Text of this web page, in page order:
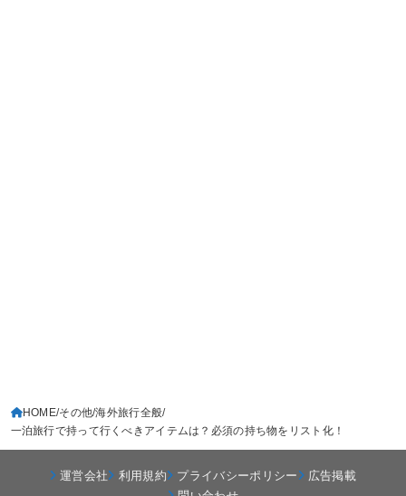
HOME その他 海外旅行全般
一泊旅行で持って行くべきアイテムは？必須の持ち物をリスト化！
運営会社 利用規約 プライバシーポリシー
広告掲載